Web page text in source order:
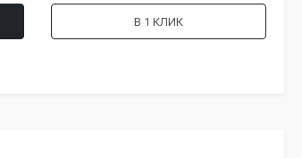
В 1 КЛИК